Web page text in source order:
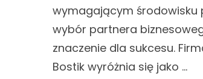
wymagającym środowisku
wybór partnera
znaczenie dla sukcesu.
Bostik wyróżnia się jako …